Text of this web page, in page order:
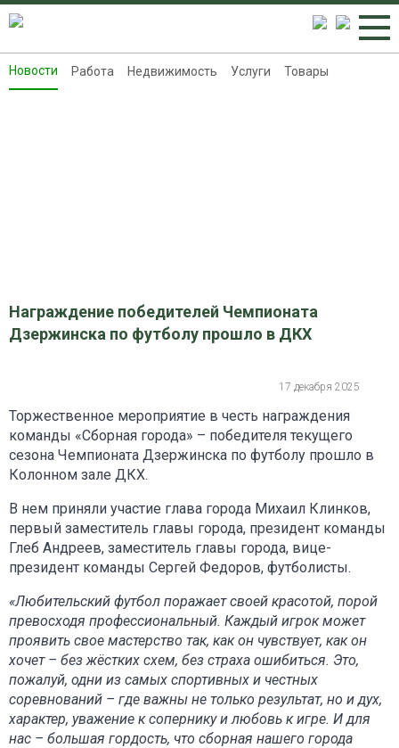
Новости
Новости Работа Недвижимость Услуги Товары
Награждение победителей Чемпионата
Дзержинска по футболу прошло в ДКХ
17 декабря 2025
Торжественное мероприятие в честь награждения
команды «Сборная города» – победителя текущего
сезона Чемпионата Дзержинска по футболу прошло в
Колонном зале ДКХ.
В нем приняли участие глава города Михаил Клинков,
первый заместитель главы города, президент команды
Глеб Андреев, заместитель главы города, вице-
президент команды Сергей Федоров, футболисты.
«Любительский футбол поражает своей красотой, порой
превосходя профессиональный. Каждый игрок может
проявить свое мастерство так, как он чувствует, как он
хочет – без жёстких схем, без страха ошибиться. Это,
пожалуй, одни из самых спортивных и честных
соревнований – где важны не только результат, но и дух,
характер, уважение к сопернику и любовь к игре. И для
нас – большая гордость, что сборная нашего города